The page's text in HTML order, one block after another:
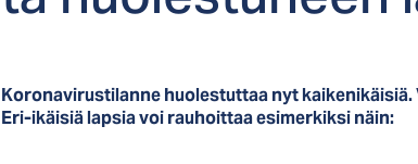
Koronavirustilanne huolestuttaa nyt kaikenikäisiä.
Eri-ikäisiä lapsia voi rauhoittaa esimerkiksi näin: